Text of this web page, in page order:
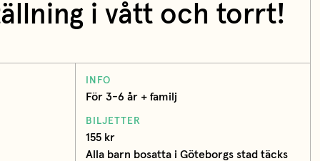
i vått och torrt!
INFO
För 3-6 år + familj
BILJETTER
155 kr
Alla barn bosatta i Göteborgs stad täcks